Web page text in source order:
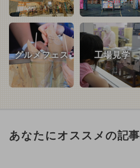
グルメフェス 工場見学
あなたにオススメの記事